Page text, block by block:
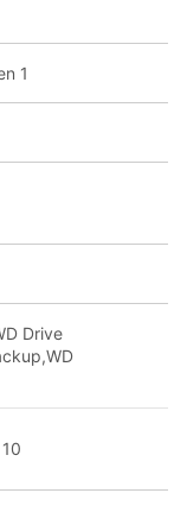
1
Drive